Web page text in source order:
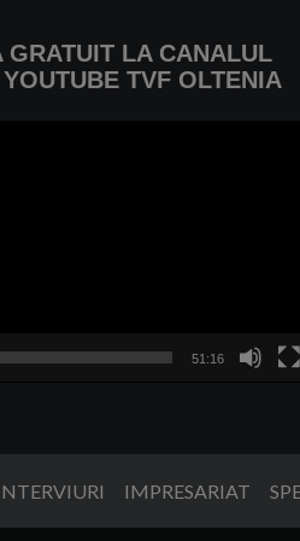
GRATUIT LA CANALUL
TVF OLTENIA
51:16
IMPRESARIAT